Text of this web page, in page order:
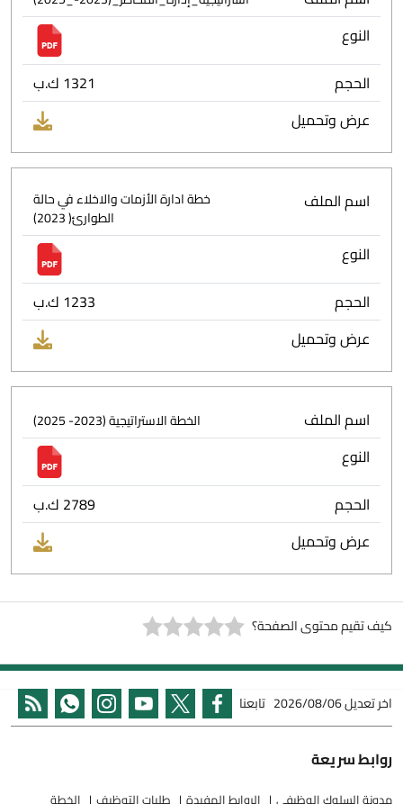
النوع
الحجم
1321 ك.ب
عرض وتحميل
اسم الملف
خطة ادارة الأزمات والاخلاء في حالة
الطوارئ( 2023)
النوع
الحجم
1233 ك.ب
عرض وتحميل
اسم الملف الخطة الاستراتيجية (2023- 2025)
النوع
الحجم
2789 ك.ب
عرض وتحميل
كيف تقيم محتوى الصفحة؟
اخر تعديل2026/08/06 تابعنا
روابط سريعة
مدونة السلوك الوظيفي الروابط المفيدة طلبات التوظيف الخطة